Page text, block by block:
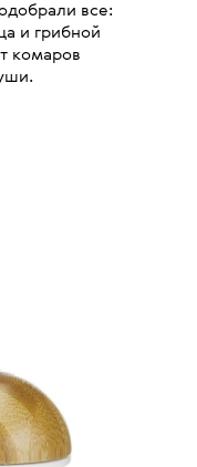
все:
и грибной
комаров